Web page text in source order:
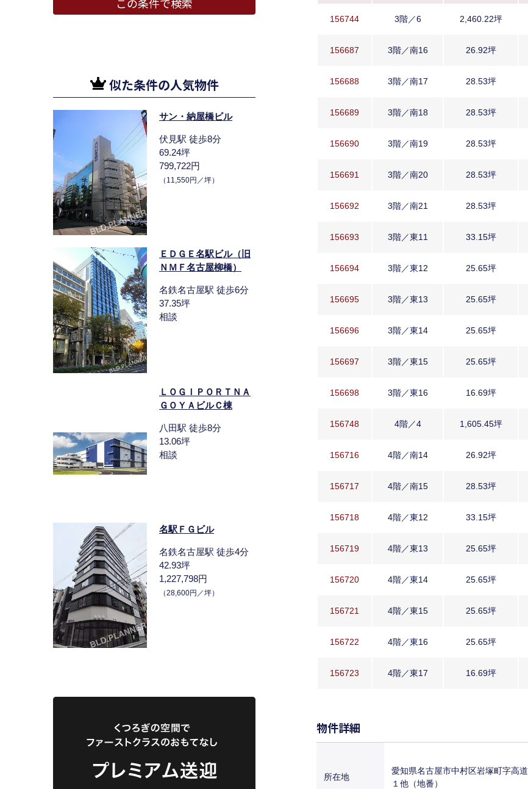
156744 3階／6 2,460.22坪
156687 3階／南16 26.92坪
156688 3階／南17 28.53坪
156689 3階／南18 28.53坪
156690 3階／南19 28.53坪
156691 3階／南20 28.53坪
156692 3階／南21 28.53坪
156693 3階／東11 33.15坪
156694 3階／東12 25.65坪
156695 3階／東13 25.65坪
156696 3階／東14 25.65坪
156697 3階／東15 25.65坪
156698 3階／東16 16.69坪
156748 4階／4 1,605.45坪
156716 4階／南14 26.92坪
156717 4階／南15 28.53坪
156718 4階／東12 33.15坪
156719 4階／東13 25.65坪
156720 4階／東14 25.65坪
156721 4階／東15 25.65坪
156722 4階／東16 25.65坪
156723 4階／東17 16.69坪
物件詳細
所在地
愛知県名古屋市中村区岩塚町字高道
１他（地番）
似た条件の人気物件
サン・納屋橋ビル
伏見駅 徒歩8分
69.24坪
799,722円
（11,550円／坪）
ＥＤＧＥ名駅ビル（旧
ＮＭＦ名古屋柳橋）
名鉄名古屋駅 徒歩6分
37.35坪
相談
ＬＯＧＩＰＯＲＴＮＡ
ＧＯＹＡビルＣ棟
八田駅 徒歩8分
13.06坪
相談
名駅ＦＧビル
名鉄名古屋駅 徒歩4分
42.93坪
1,227,798円
（28,600円／坪）